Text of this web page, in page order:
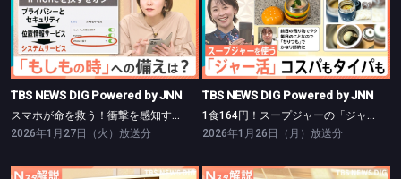
TBS NEWS DIG Powered by JNN
スマホが命を救う！衝撃を感知すると119番 “誤通報”には注意【Nスタ】
TBS NEWS DIG Powered by JNN
スマホが命を救う！衝撃を感知すると119番 “誤通報”には注意【Nスタ】
2026年1月27日（火）放送分
TBS NEWS DIG Powered by JNN
1食164円！スープジャーの「ジャー活」はタイパも良し【Nスタ】
TBS NEWS DIG Powered by JNN
1食164円！スープジャーの「ジャー活」はタイパも良し【Nスタ】
2026年1月26日（月）放送分